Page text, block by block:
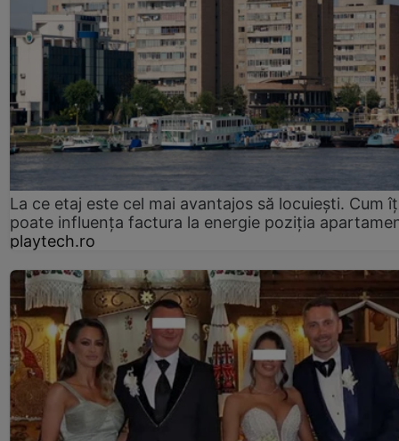
La ce etaj este cel mai avantajos să locuiești. Cum
poate influența factura la energie poziția
playtech.ro